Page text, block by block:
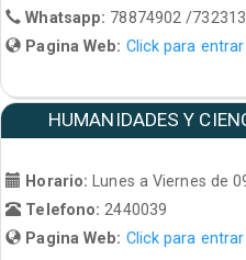
Whatsapp: 78874902 /
Pagina Web: Click para
HUMANIDADES Y
Horario: Lunes a Viernes de
Telefono:2440039
Pagina Web: Click para